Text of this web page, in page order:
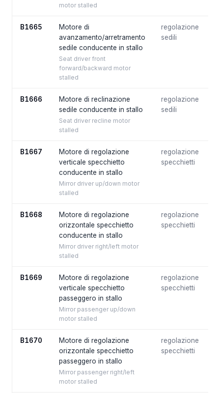
motor stalled
B1665
Motore di
avanzamento/arretramento
sedile conducente in stallo
Seat driver front
forward/backward motor
stalled
regolazione
sedili
B1666
Motore di reclinazione
sedile conducente in stallo
Seat driver recline motor
stalled
regolazione
sedili
B1667
Motore di regolazione
verticale specchietto
conducente in stallo
Mirror driver up/down motor
stalled
regolazione
specchietti
B1668
Motore di regolazione
orizzontale specchietto
conducente in stallo
Mirror driver right/left motor
stalled
regolazione
specchietti
B1669
Motore di regolazione
verticale specchietto
passeggero in stallo
Mirror passenger up/down
motor stalled
regolazione
specchietti
B1670
Motore di regolazione
orizzontale specchietto
passeggero in stallo
Mirror passenger right/left
motor stalled
regolazione
specchietti